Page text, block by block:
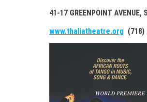
41-17 GREENPOINT AVENUE,
www.thaliatheatre.org (718)